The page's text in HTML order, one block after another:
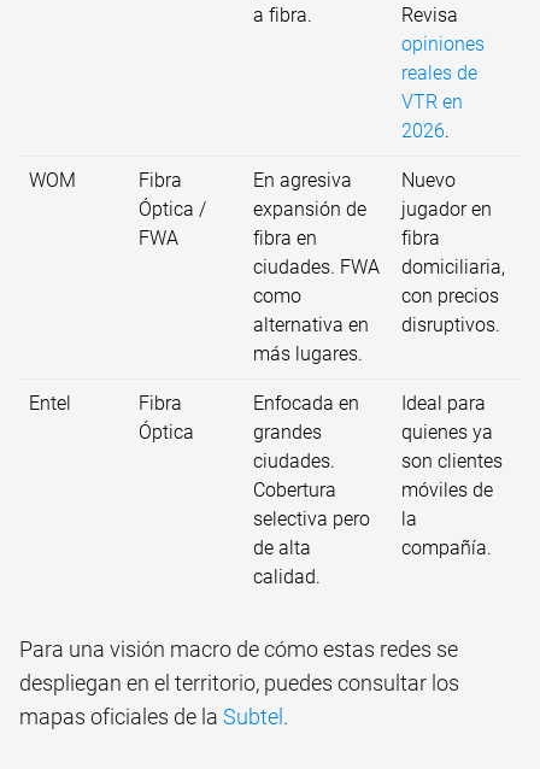
a fibra.
Revisa
opiniones
reales de
VTR en
2026.
WOM
Fibra
Óptica /
FWA
En agresiva
expansión de
fibra en
ciudades. FWA
como
alternativa en
más lugares.
Nuevo
jugador en
fibra
domiciliaria,
con precios
disruptivos.
Entel
Fibra
Óptica
Enfocada en
grandes
ciudades.
Cobertura
selectiva pero
de alta
calidad.
Ideal para
quienes ya
son clientes
móviles de
la
compañía.
Para una visión macro de cómo estas redes se
despliegan en el territorio, puedes consultar los
mapas oficiales de la Subtel .